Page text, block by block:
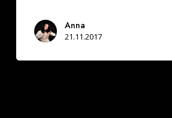
Anna
21.11.2017